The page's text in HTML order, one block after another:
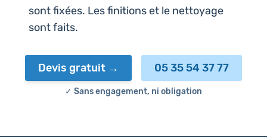
sont fixées. Les fini­tions et le net­toyage
sont faits.
Devis gratuit 05 35 54 37 77
✓ Sans engagement, ni obligation